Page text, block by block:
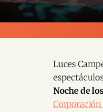
Luces
Noche de